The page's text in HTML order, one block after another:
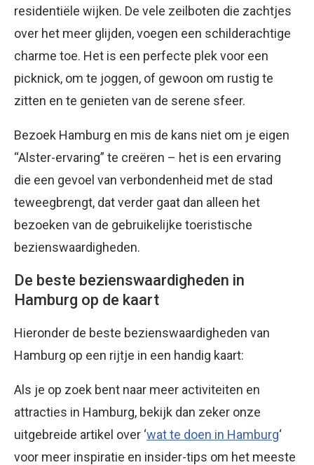
residentiële wijken. De vele zeilboten die zachtjes
over het meer glijden, voegen een schilderachtige
charme toe. Het is een perfecte plek voor een
picknick, om te joggen, of gewoon om rustig te
zitten en te genieten van de serene sfeer.
Bezoek Hamburg en mis de kans niet om je eigen
“Alster-ervaring” te creëren – het is een ervaring
die een gevoel van verbondenheid met de stad
teweegbrengt, dat verder gaat dan alleen het
bezoeken van de gebruikelijke toeristische
bezienswaardigheden.
De beste bezienswaardigheden in
Hamburg op de kaart
Hieronder de beste bezienswaardigheden van
Hamburg op een rijtje in een handig kaart:
Als je op zoek bent naar meer activiteiten en
attracties in Hamburg, bekijk dan zeker onze
uitgebreide artikel over ‘wat te doen in Hamburg‘
voor meer inspiratie en insider-tips om het meeste